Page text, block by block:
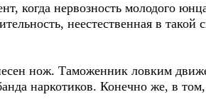
когда нервозность молодого
неестественная в такой
нож. Таможенник ловким
наркотиков. Конечно же, в